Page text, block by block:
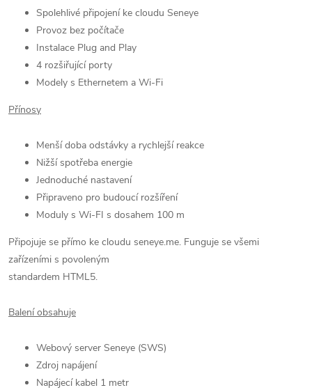
Spolehlivé připojení ke cloudu Seneye
Provoz bez počítače
Instalace Plug and Play
4 rozšiřující porty
Modely s Ethernetem a Wi-Fi
Přínosy
Menší doba odstávky a rychlejší reakce
Nižší spotřeba energie
Jednoduché nastavení
Připraveno pro budoucí rozšíření
Moduly s Wi-FI s dosahem 100 m
Připojuje se přímo ke cloudu seneye.me. Funguje se všemi
zařízeními s povoleným
standardem HTML5.
Balení obsahuje
Webový server Seneye (SWS)
Zdroj napájení
Napájecí kabel 1 metr